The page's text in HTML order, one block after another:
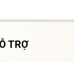
TRỢ